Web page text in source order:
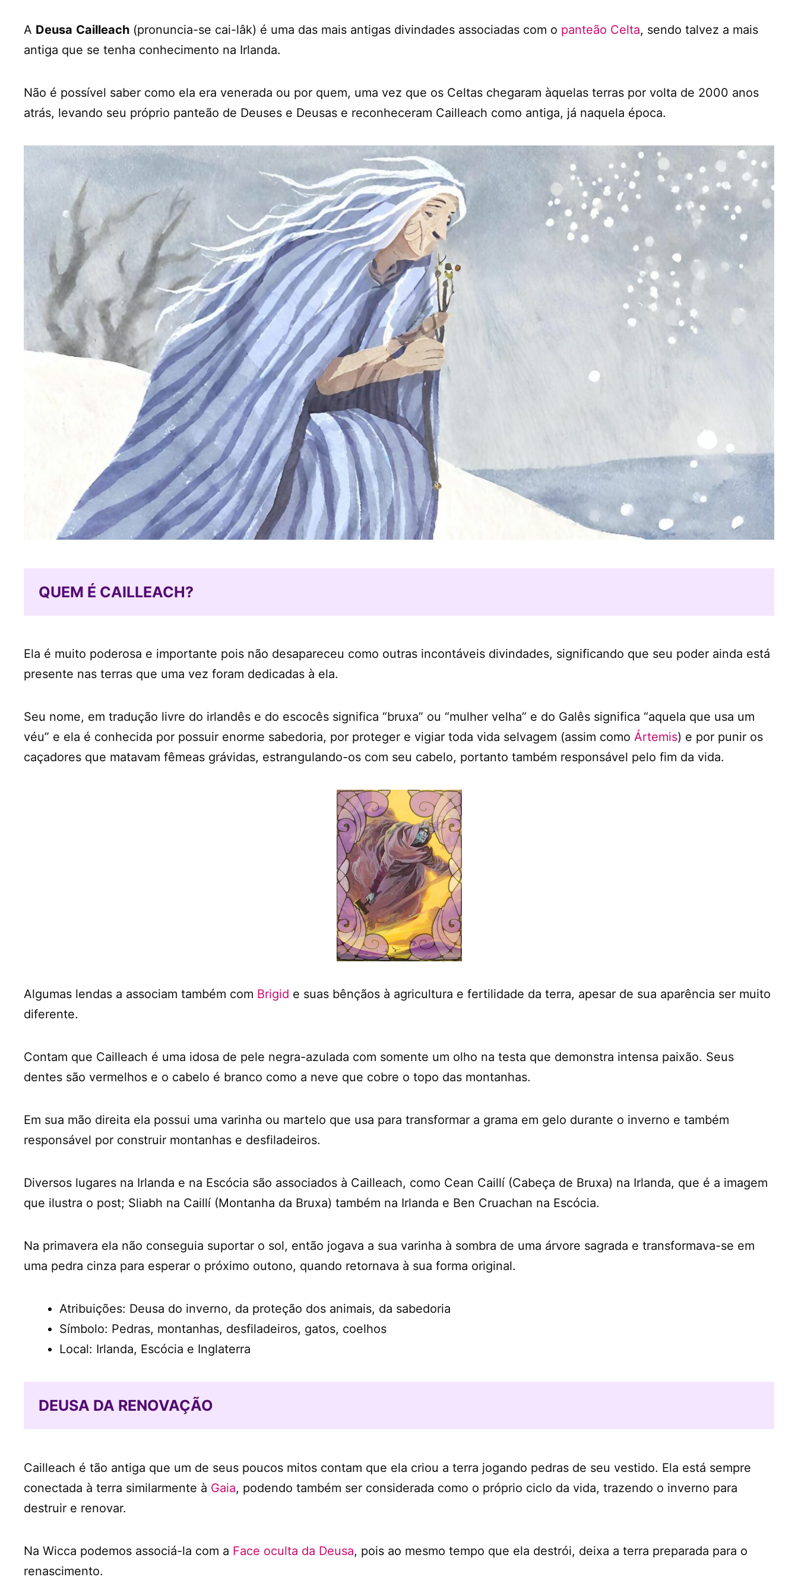
A Deusa Cailleach (pronuncia-se cai-lâk) é uma das mais antigas divindades associadas com o panteão Celta, sendo talvez a mais
antiga que se tenha conhecimento na Irlanda.
Não é possível saber como ela era venerada ou por quem, uma vez que os Celtas chegaram àquelas terras por volta de 2000 anos
atrás, levando seu próprio panteão de Deuses e Deusas e reconheceram Cailleach como antiga, já naquela época.
QUEM É CAILLEACH?
Ela é muito poderosa e importante pois não desapareceu como outras incontáveis divindades, significando que seu poder ainda está
presente nas terras que uma vez foram dedicadas à ela.
Seu nome, em tradução livre do irlandês e do escocês significa “bruxa” ou “mulher velha” e do Galês significa “aquela que usa um
véu” e ela é conhecida por possuir enorme sabedoria, por proteger e vigiar toda vida selvagem (assim como Ártemis) e por punir os
caçadores que matavam fêmeas grávidas, estrangulando-os com seu cabelo, portanto também responsável pelo fim da vida.
Algumas lendas a associam também com Brigid e suas bênçãos à agricultura e fertilidade da terra, apesar de sua aparência ser muito
diferente.
Contam que Cailleach é uma idosa de pele negra-azulada com somente um olho na testa que demonstra intensa paixão. Seus
dentes são vermelhos e o cabelo é branco como a neve que cobre o topo das montanhas.
Em sua mão direita ela possui uma varinha ou martelo que usa para transformar a grama em gelo durante o inverno e também
responsável por construir montanhas e desfiladeiros.
Diversos lugares na Irlanda e na Escócia são associados à Cailleach, como Cean Caillí (Cabeça de Bruxa) na Irlanda, que é a imagem
que ilustra o post; Sliabh na Caillí (Montanha da Bruxa) também na Irlanda e Ben Cruachan na Escócia.
Na primavera ela não conseguia suportar o sol, então jogava a sua varinha à sombra de uma árvore sagrada e transformava-se em
uma pedra cinza para esperar o próximo outono, quando retornava à sua forma original.
Atribuições: Deusa do inverno, da proteção dos animais, da sabedoria
Símbolo: Pedras, montanhas, desfiladeiros, gatos, coelhos
Local: Irlanda, Escócia e Inglaterra
DEUSA DA RENOVAÇÃO
Cailleach é tão antiga que um de seus poucos mitos contam que ela criou a terra jogando pedras de seu vestido. Ela está sempre
conectada à terra similarmente à Gaia, podendo também ser considerada como o próprio ciclo da vida, trazendo o inverno para
destruir e renovar.
Na Wicca podemos associá-la com a Face oculta da Deusa, pois ao mesmo tempo que ela destrói, deixa a terra preparada para o
renascimento.